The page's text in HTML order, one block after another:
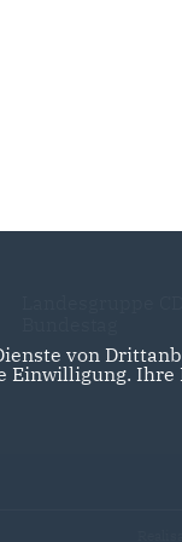
von
Einwilligung.